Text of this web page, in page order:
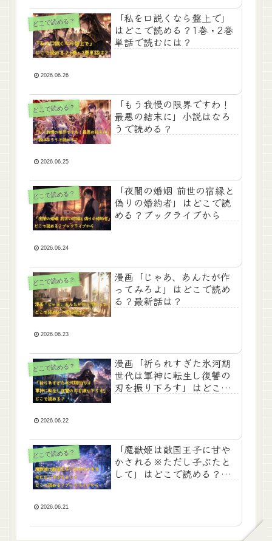
どこで読める？
「私を口説くなら盤上で」
はどこで読める？1巻・2巻
単話で読むには？
2026.06.26
どこで読める？
「もう我慢の限界ですわ！
最悪の結末に」小説はなろ
うで読める？
2026.06.25
どこで読める？
「夜闇の婚姻 前世の宿縁と
偽りの婚約者」はどこで読
める？ブックライブから
2026.06.24
どこで読める？
漫画「じゃあ、あんたが作
ってみろよ」はどこで読め
る？最新話は？
2026.06.23
どこで読める？
漫画「祈られすぎた氷河期
世代は軍神に転生し復讐の
刃を振り下ろす」はどこで
2026.06.22
どこで読める？
「魔獣姫は敵国王子に甘や
かされる※ただし子ぶたと
して」はどこで読める？ブ
2026.06.21